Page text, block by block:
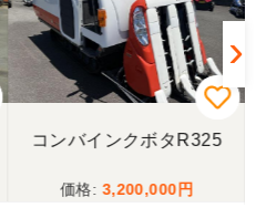
コンバインクボタR325
3,200,000